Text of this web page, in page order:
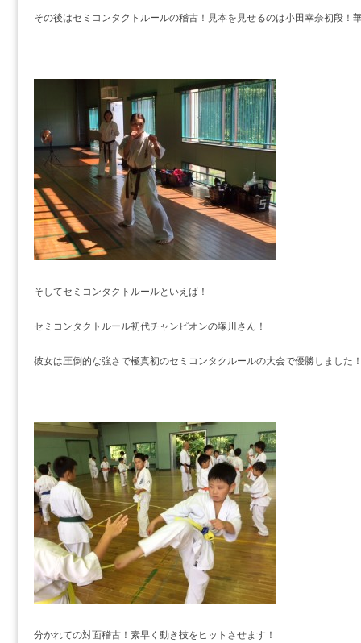
その後はセミコンタクトルールの稽古！見本を見せるのは小田幸奈初段！
そしてセミコンタクトルールといえば！
セミコンタクトルール初代チャンピオンの塚川さん！
彼女は圧倒的な強さで極真初のセミコンタクルールの大会で優勝しました
分かれての対面稽古！素早く動き技をヒットさせます！